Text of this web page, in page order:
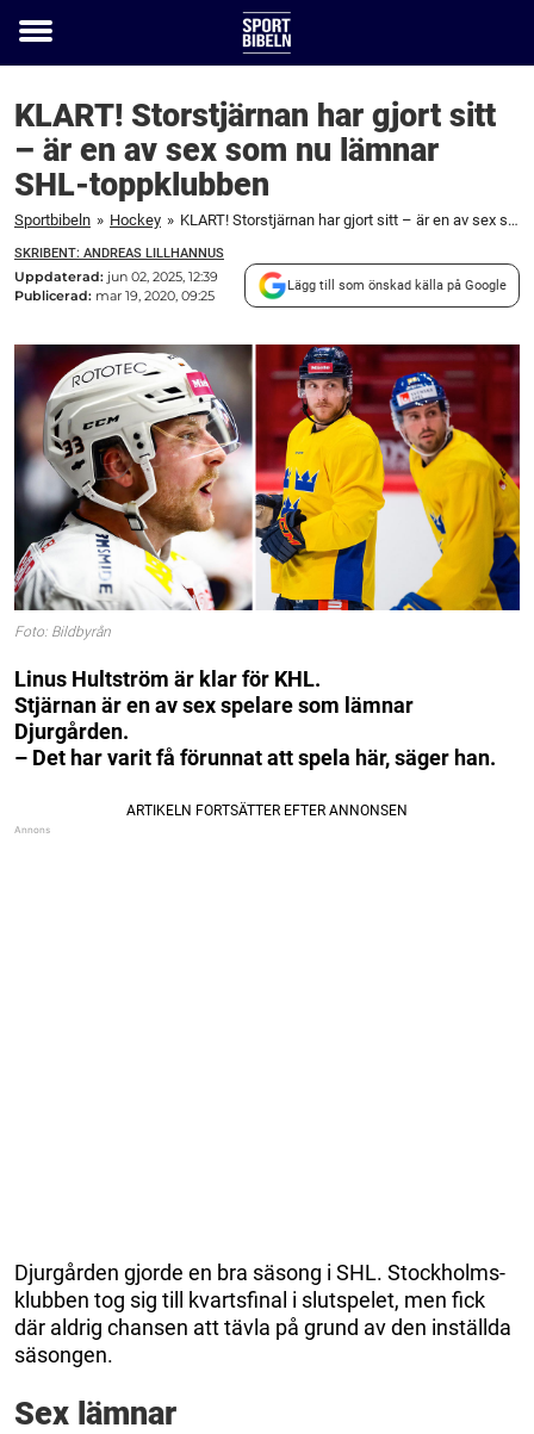
Toggle
KLART! Storstjärnan har gjort sitt
– är en av sex som nu lämnar
SHL-toppklubben
Sportbibeln » Hockey » KLART! Storstjärnan har gjort sitt – är en av sex som nu lämnar SHL-toppklubben
SKRIBENT: ANDREAS LILLHANNUS
Uppdaterad: jun 02, 2025, 12:39
Publicerad: mar 19, 2020, 09:25
Lägg till som önskad källa på Google
Foto: Bildbyrån
Linus Hultström är klar för KHL.
Stjärnan är en av sex spelare som lämnar
Djurgården.
– Det har varit få förunnat att spela här, säger han.
Djurgården gjorde en bra säsong i SHL. Stockholms-
klubben tog sig till kvartsfinal i slutspelet, men fick
där aldrig chansen att tävla på grund av den inställda
säsongen.
Sex lämnar